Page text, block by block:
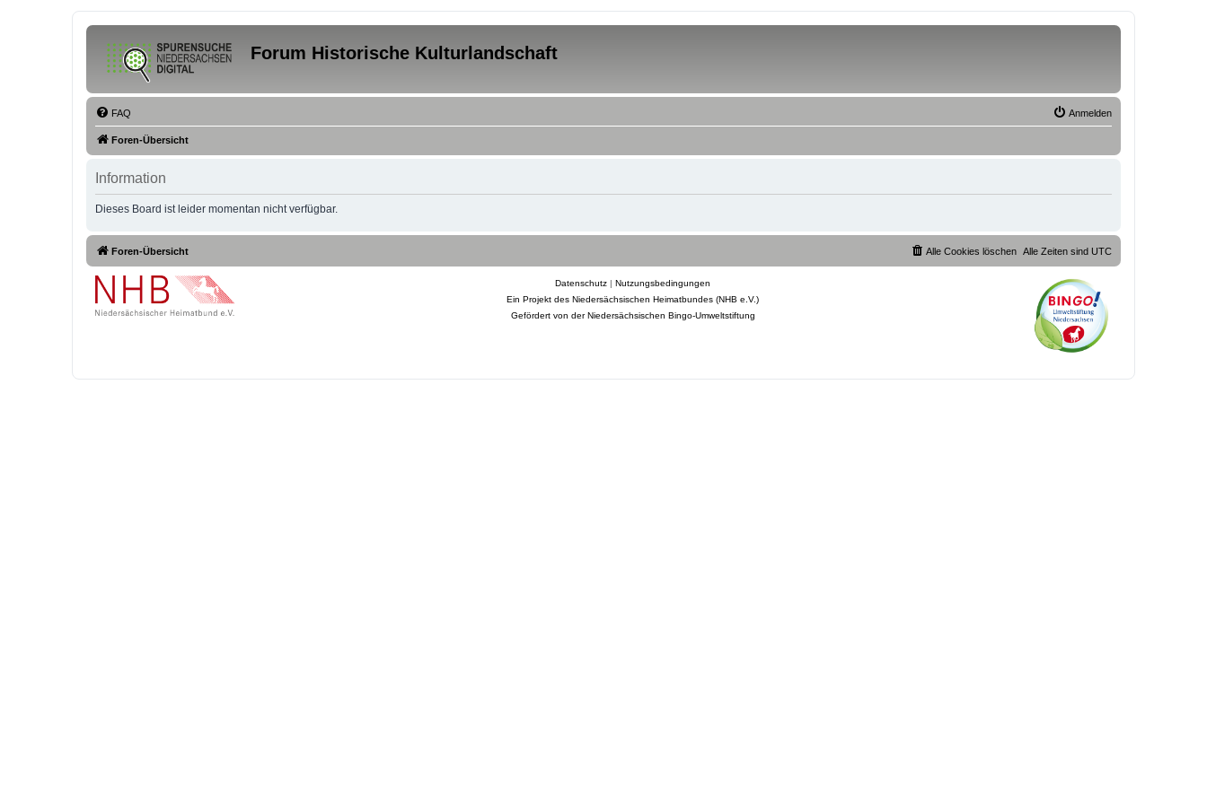
Forum Historische Kulturlandschaft
FAQ Anmelden
Foren-Übersicht
Information
Dieses Board ist leider momentan nicht verfügbar.
Foren-Übersicht Alle Zeiten sind UTC
Alle Cookies löschen
Datenschutz | Nutzungsbedingungen
Ein Projekt des Niedersächsischen Heimatbundes (NHB e.V.)
Gefördert von der Niedersächsischen Bingo-Umweltstiftung